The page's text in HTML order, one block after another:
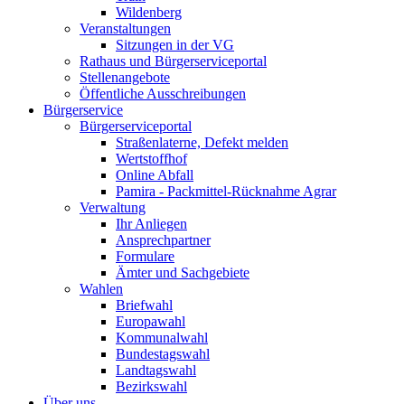
Wildenberg
Veranstaltungen
Sitzungen in der VG
Rathaus und Bürgerserviceportal
Stellenangebote
Öffentliche Ausschreibungen
Bürgerservice
Bürgerserviceportal
Straßenlaterne, Defekt melden
Wertstoffhof
Online Abfall
Pamira - Packmittel-Rücknahme Agrar
Verwaltung
Ihr Anliegen
Ansprechpartner
Formulare
Ämter und Sachgebiete
Wahlen
Briefwahl
Europawahl
Kommunalwahl
Bundestagswahl
Landtagswahl
Bezirkswahl